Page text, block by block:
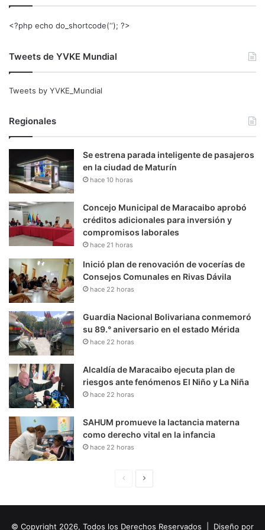
<?php echo do_shortcode(‘‘); ?>
Tweets de YVKE Mundial
Tweets by YVKE_Mundial
Regionales
Se estrena parada inteligente de pasajeros
en la ciudad de Maturín
hace 10 horas
Concejo Municipal de Maracaibo aprobó
créditos adicionales para inversión y
compromisos laborales
hace 21 horas
Inició plan de renovación de vocerías de
Consejos Comunales en Rivas Dávila
hace 22 horas
Guardia Nacional Bolivariana conmemoró
su 89.° aniversario en el estado Mérida
hace 22 horas
Alcaldía de Maracaibo ejecuta plan de
riesgos ante fenómenos El Niño y La Niña
hace 22 horas
SAHUM promueve la lactancia materna
como derecho vital en la infancia
hace 22 horas
i
u
© Copyright 2026, Todos los Derechos Reservados | Diseño por